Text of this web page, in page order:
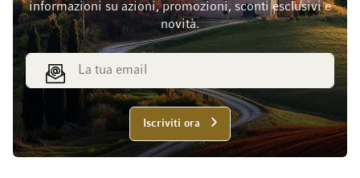
informazioni su azioni, promozioni, sconti esclusivi e
novità.
Indirizzo email
Iscriviti ora